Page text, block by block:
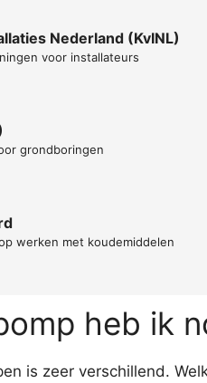
Nederland (KvINL)
voor installateurs
grondboringen
werken met koudemiddelen
heb ik
is zeer verschillend.